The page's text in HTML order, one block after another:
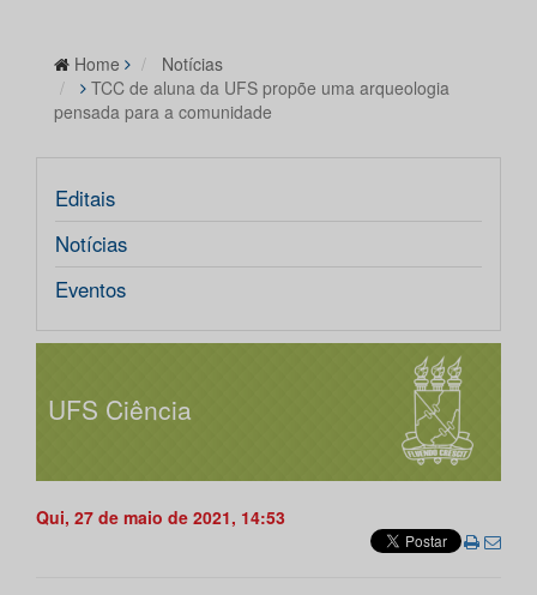
Home
Notícias
TCC de aluna da UFS propõe uma arqueologia
pensada para a comunidade
Editais
Notícias
Eventos
UFS Ciência
Qui, 27 de maio de 2021, 14:53